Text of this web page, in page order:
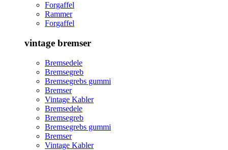
Forgaffel
Rammer
Forgaffel
vintage bremser
Bremsedele
Bremsegreb
Bremsegrebs gummi
Bremser
Vintage Kabler
Bremsedele
Bremsegreb
Bremsegrebs gummi
Bremser
Vintage Kabler